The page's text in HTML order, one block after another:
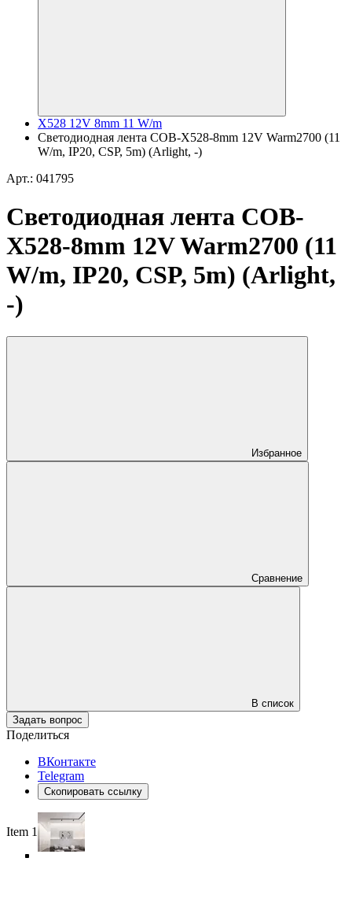
X528 12V 8mm 11 W/m
Светодиодная лента COB-X528-8mm 12V Warm2700 (11
W/m, IP20, CSP, 5m) (Arlight, -)
Арт.: 041795
Светодиодная лента COB-
X528-8mm 12V Warm2700 (11
W/m, IP20, CSP, 5m) (Arlight,
-)
Избранное
Сравнение
В список
Задать вопрос
Поделиться
ВКонтакте
Telegram
Скопировать ссылку
Item 1 of 6